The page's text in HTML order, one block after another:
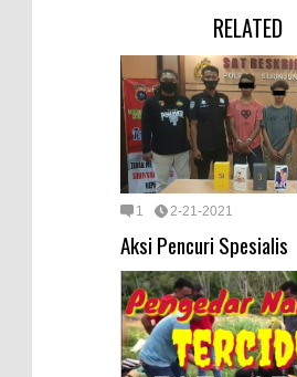
RELATED
1 2-21-2021
Aksi Pencuri Spesialis